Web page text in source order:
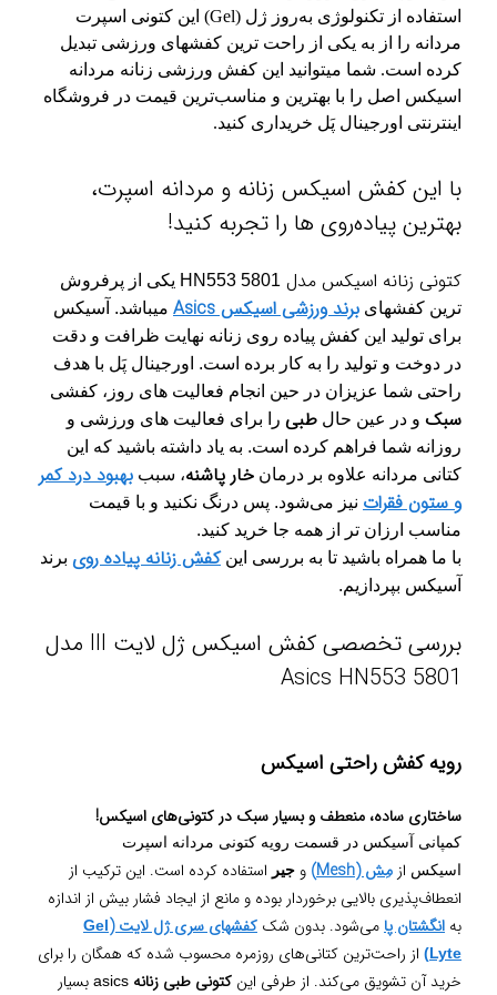
استفاده از تکنولوژی به‌روز ژل (Gel) این کتونی اسپرت
مردانه را از به یکی از راحت ترین کفشهای ورزشی تبدیل
کرده است. شما میتوانید این کفش ورزشی زنانه مردانه
اسیکس اصل را با بهترین و مناسب‌ترین قیمت در فروشگاه
اینترنتی اورجینال پَل خریداری کنید.
با این کفش اسیکس زنانه و مردانه اسپرت،
بهترین پیاده‌روی ها را تجربه کنید!
کتونی زنانه اسیکس مدل
HN553 5801 یکی از پرفروش
ترین کفشهای برند ورزشی اسیکس Asics
میباشد. آسیکس
برای تولید این کفش پیاده روی زنانه نهایت ظرافت و دقت
در دوخت و تولید را به کار برده است. اورجینال پَل با هدف
راحتی شما عزیزان در حین انجام فعالیت های روز، کفشی
سبک و در عین حال طبی را برای فعالیت های ورزشی و
روزانه شما فراهم کرده است. به یاد داشته باشید که این
کتانی مردانه علاوه بر درمان خار پاشنه، سبب بهبود درد کمر
و ستون فقرات نیز می‌شود. پس درنگ نکنید و با قیمت
مناسب ارزان تر از همه جا خرید کنید.
با ما همراه باشید تا به بررسی اینکفش زنانه پیاده روی برند
آسیکس بپردازیم.
بررسی تخصصی کفش اسیکس ژل لایت III مدل
Asics HN553 5801
رویه کفش راحتی اسیکس
ساختاری ساده، منعطف و بسیار سبک در کتونی‌های اسیکس!
کمپانی آسیکس در قسمت رویه کتونی مردانه اسپرت
اسیکس از مِش (Mesh) و جیر استفاده کرده است. این ترکیب از
انعطاف‌پذیری بالایی برخوردار بوده و مانع از ایجاد فشار بیش از اندازه
به انگشتان پامی‌شود. بدون شک کفشهای سری ژل لایت (Gel
Lyte
) از راحت‌ترین کتانی‌های روزمره محسوب شده که همگان را برای
خرید آن تشویق می‌کند. از طرفی این کتونی طبی زنانه
بسیار